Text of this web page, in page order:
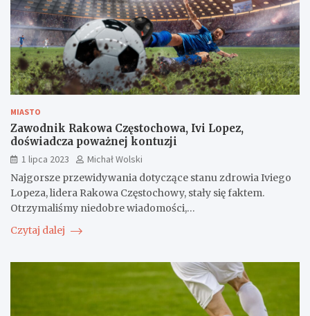
MIASTO
Zawodnik Rakowa Częstochowa, Ivi Lopez,
doświadcza poważnej kontuzji
1 lipca 2023
Michał Wolski
Najgorsze przewidywania dotyczące stanu zdrowia Iviego
Lopeza, lidera Rakowa Częstochowy, stały się faktem.
Otrzymaliśmy niedobre wiadomości,…
Czytaj dalej